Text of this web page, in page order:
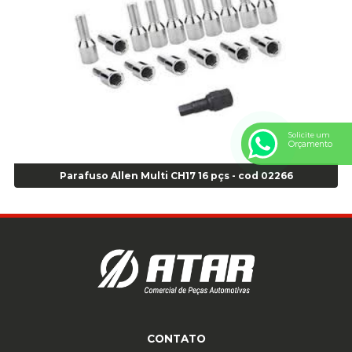
Anel Centralizador Renault 4pçs - Marrom - Cod 01467
Anel Centralizador Toyota 4pçs - Preto - Cod 01335
Anel Centralizador VW 4pçs - Laranja - Cod 00520
Anel de vedação Jumbo OR-224 TG - Cod: 03749
Anel de vedação Jumbo OR-449 Cod: 03752
Anel p/ montagem de pneu s/cam aro 22,5 - Cod 00166
Anel para Montagem do Pneu Sem Câmara Aro 24,5 - Cod 02935
Anel para Vedação OR 325 - Cod 03390
Anel para Vedação OR 325 Nacional -Cod 01768
Anel para Vedação OR 335 Importado - Cod 01771
Anel para Vedação OR 339 - Cod 01772
Anel para Vedação OR 88 - Cod 01767
Parafuso Allen Multi CH17 16 pçs - cod 02266
CONTATO
Solicite um
Orçamento